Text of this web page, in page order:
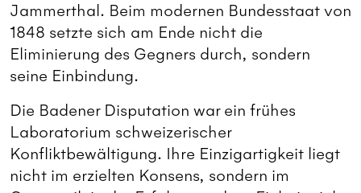
Jammerthal. Beim modernen Bundesstaat von
1848 setzte sich am Ende nicht die
Eliminierung des Gegners durch, sondern
seine Einbindung.
Die Badener Disputation war ein frühes
Laboratorium schweizerischer
Konfliktbewältigung. Ihre Einzigartigkeit liegt
nicht im erzielten Konsens, sondern im